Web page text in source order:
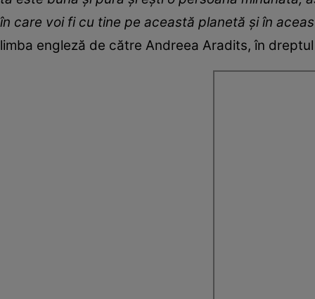
în care voi fi cu tine pe această planetă și în
limba engleză de către Andreea Aradits, în